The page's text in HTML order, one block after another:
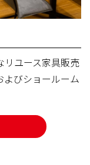
リユース家具販売
よびショールーム